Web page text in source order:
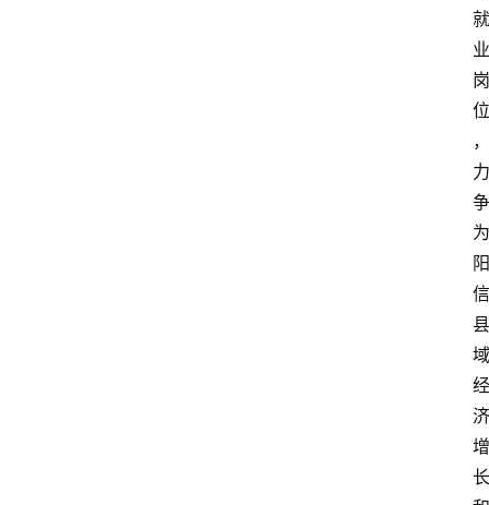
就
业
岗
位
，
力
争
为
阳
信
县
域
经
济
增
长